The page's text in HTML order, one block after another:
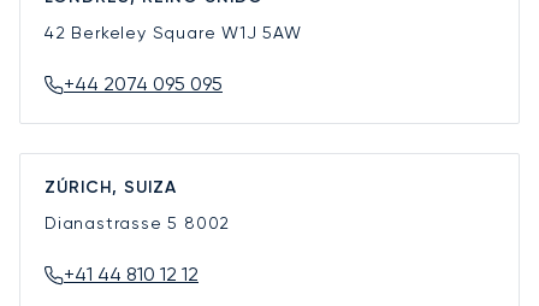
42 Berkeley SquareW1J 5AW
+44 2074 095 095
ZÚRICH, SUIZA
Dianastrasse 5 8002
+41 44 810 12 12